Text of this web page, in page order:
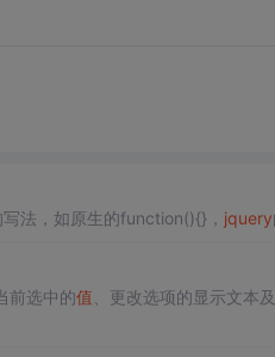
法，如原生的function(){}， jquery
前选中的值 、更改选项的显示文本及